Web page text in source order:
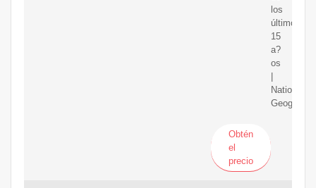
los
últimos
15
a?
os
National
Obtén
el
precio